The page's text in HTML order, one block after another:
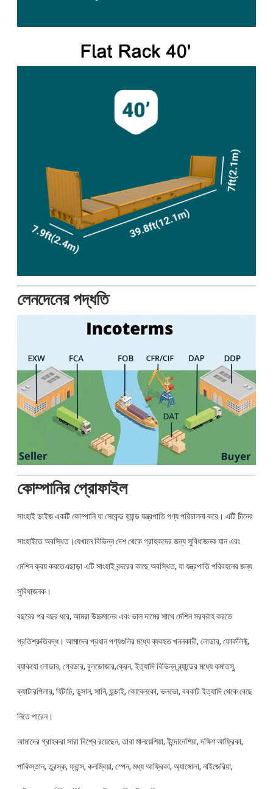
লেনদেনের পদ্ধতি
কোম্পানির প্রোফাইল
সাংহাই ডাইজ একটি কোম্পানি যা সেকেন্ড হ্যান্ড যন্ত্রপাতি পণ্য পরিচালনা করে। এটি চীনের
সাংহাইতে অবস্থিত।যেখানে বিভিন্ন দেশ থেকে গ্রাহকদের জন্য সুবিধাজনক যান এবং
মেশিন ক্রয় করতেএছাড়া এটি সাংহাই বন্দরের কাছে অবস্থিত, যা যন্ত্রপাতি পরিবহনের জন্য
সুবিধাজনক।
বছরের পর বছর ধরে, আমরা উচ্চমানের এবং ভাল দামের সাথে মেশিন সরবরাহ করতে
প্রতিশ্রুতিবদ্ধ। আমাদের প্রধান পণ্যগুলির মধ্যে ব্যবহৃত খননকারী, লোডার, ফোর্কলিফ্ট,
ব্যাকহো লোডার, গ্রেডার, বুলডোজার,ক্রেন, ইত্যাদি বিভিন্ন ব্র্যান্ডের মধ্যে কমাতসু,
ক্যাটারপিলার, হিটাচি, ডুসান, সানি, হুন্ডাই, কোবেলকো, ভলভো, ববকাট ইত্যাদি থেকে বেছে
নিতে পারেন।
আমাদের গ্রাহকরা সারা বিশ্বে রয়েছেন, তারা মালয়েশিয়া, ইন্দোনেশিয়া, দক্ষিণ আফ্রিকা,
পাকিস্তান, তুরস্ক, ফ্রান্স, কলম্বিয়া, স্পেন, মধ্য আফ্রিকা, অ্যাঙ্গোলা, নাইজেরিয়া,